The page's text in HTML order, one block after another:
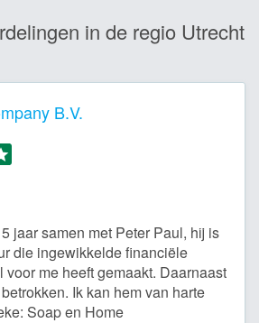
in de regio Utrecht
B.V.
jaar samen met Peter Paul, hij is
die ingewikkelde financiële
me heeft gemaakt. Daarnaast
Ik kan hem van harte
Soap en Home